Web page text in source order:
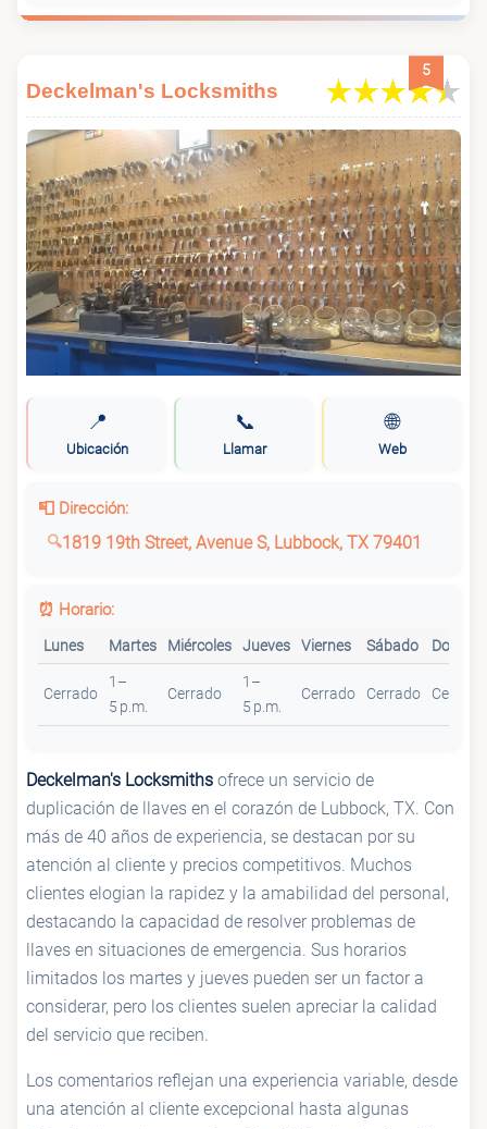
5
Deckelman's Locksmiths
📍
Ubicación
📞
Llamar
🌐
Web
📮 Dirección:
1819 19th Street, Avenue S, Lubbock, TX 79401
⏰ Horario:
Lunes Martes Miércoles Jueves Viernes Sábado
Cerrado
1–
5 p.m.
Cerrado
1–
5 p.m.
Cerrado Cerrado Cerrado
Deckelman's Locksmiths ofrece un servicio de
duplicación de llaves en el corazón de Lubbock, TX. Con
más de 40 años de experiencia, se destacan por su
atención al cliente y precios competitivos. Muchos
clientes elogian la rapidez y la amabilidad del personal,
destacando la capacidad de resolver problemas de
llaves en situaciones de emergencia. Sus horarios
limitados los martes y jueves pueden ser un factor a
considerar, pero los clientes suelen apreciar la calidad
del servicio que reciben.
Los comentarios reflejan una experiencia variable, desde
una atención al cliente excepcional hasta algunas